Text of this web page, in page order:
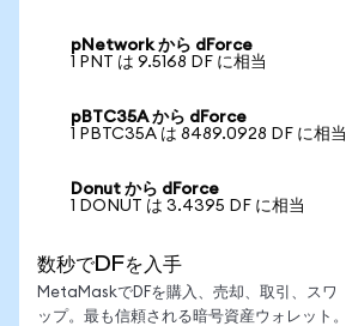
pNetwork から dForce
1 PNT は 9.5168 DF に相当
pBTC35A から dForce
1 PBTC35A は 8489.0928 DF に相当
Donut から dForce
1 DONUT は 3.4395 DF に相当
数秒でDFを入手
MetaMaskでDFを購入、売却、取引、スワ
ップ。最も信頼される暗号資産ウォレット。